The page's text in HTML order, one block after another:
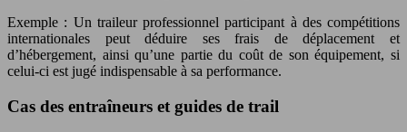
Exemple : Un traileur professionnel participant à des compétitions
internationales peut déduire ses frais de déplacement et
d’hébergement, ainsi qu’une partie du coût de son équipement, si
celui-ci est jugé indispensable à sa performance.
Cas des entraîneurs et guides de trail